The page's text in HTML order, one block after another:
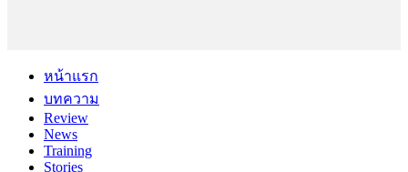
หน้าแรก
บทความ
Review
News
Training
Stories